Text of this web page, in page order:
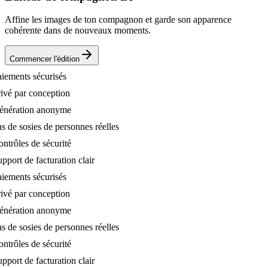
Affine les images de ton compagnon et garde son apparence
cohérente dans de nouveaux moments.
Commencer l'édition
sécurisés
par conception
anonyme
sosies de personnes réelles
de sécurité
de facturation clair
sécurisés
par conception
anonyme
sosies de personnes réelles
de sécurité
de facturation clair